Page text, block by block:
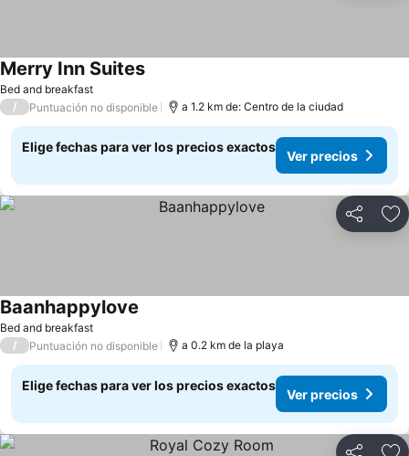
Bed and breakfast
Merry Inn Suites
/ Puntuación no disponible a 1.2 km de: Centro de la ciudad
Elige fechas para ver los precios exactos
Ver precios
Compartir
Bed and breakfast
Baanhappylove
/ Puntuación no disponible a 0.2 km de la playa
Elige fechas para ver los precios exactos
Ver precios